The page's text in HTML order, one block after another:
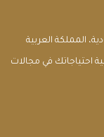
المملكة العربية
احتياجاتك في مجالات